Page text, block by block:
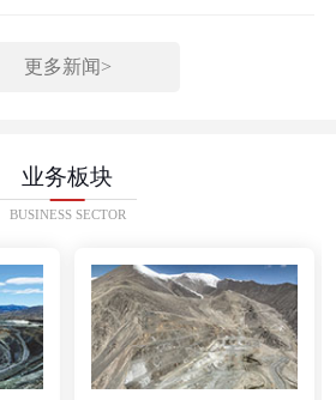
更多新闻>
业务板块
BUSINESS SECTOR